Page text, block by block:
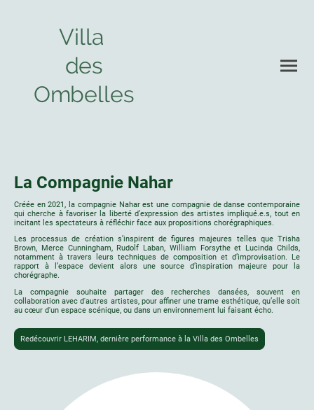
Villa
des
Ombelles
La Compagnie Nahar
Créée en 2021, la compagnie Nahar est une compagnie de danse contemporaine
qui cherche à favoriser la liberté d’expression des artistes impliqué.e.s, tout en
incitant les spectateurs à réfléchir face aux propositions chorégraphiques.
Les processus de création s’inspirent de figures majeures telles que Trisha
Brown, Merce Cunningham, Rudolf Laban, William Forsythe et Lucinda Childs,
notamment à travers leurs techniques de composition et d’improvisation. Le
rapport à l’espace devient alors une source d’inspiration majeure pour la
chorégraphe.
La compagnie souhaite partager des recherches dansées, souvent en
collaboration avec d'autres artistes, pour affiner une trame esthétique, qu’elle soit
au cœur d'un espace scénique, ou dans un environnement lui faisant écho.
Redécouvrir LEHARIM, dernière performance à la Villa des Ombelles